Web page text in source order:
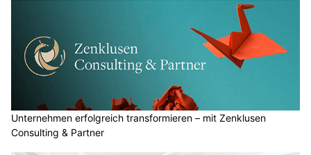
Unternehmen erfolgreich transformieren – mit Zenklusen
Consulting & Partner